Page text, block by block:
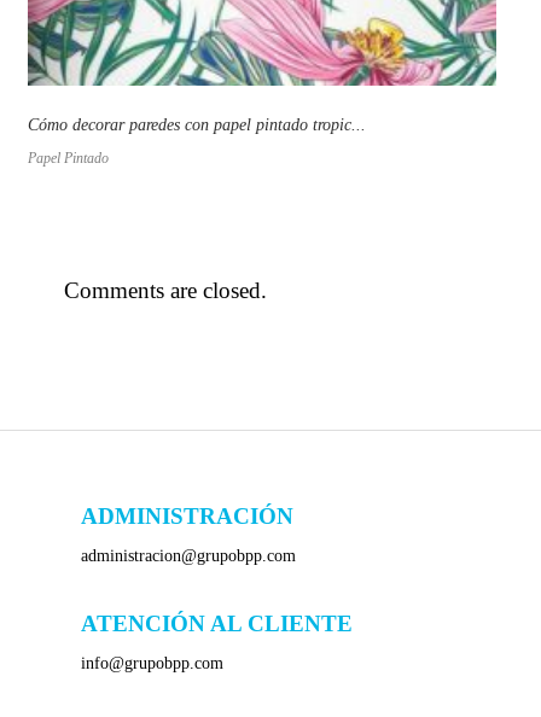
Cómo decorar paredes con papel pintado tropic...
Papel Pintado
Comments are closed.
ADMINISTRACIÓN
administracion@grupobpp.com
ATENCIÓN AL CLIENTE
info@grupobpp.com